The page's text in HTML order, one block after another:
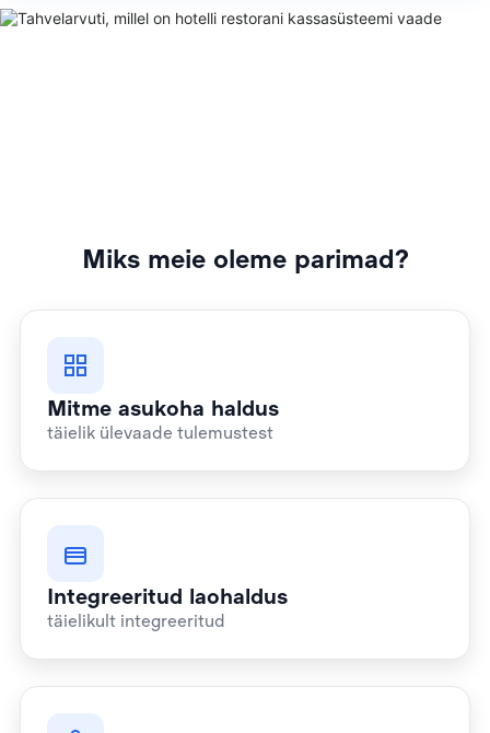
Miks meie oleme parimad?
Mitme asukoha haldus
täielik ülevaade tulemustest
Integreeritud laohaldus
täielikult integreeritud